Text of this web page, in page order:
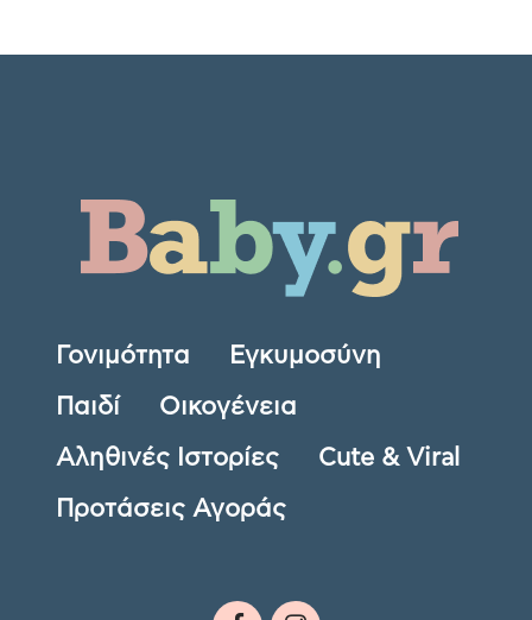
Γονιμότητα Εγκυμοσύνη
Παιδί Οικογένεια
Αληθινές Ιστορίες Cute & Viral
Προτάσεις Αγοράς